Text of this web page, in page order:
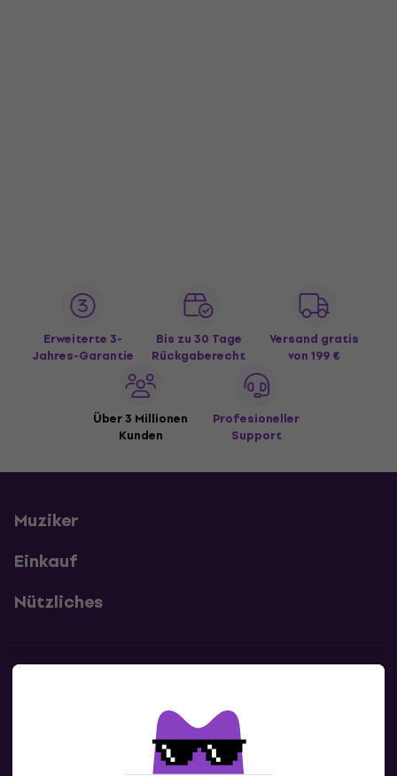
Erweiterte 3-
Jahres-Garantie
Bis zu 30 Tage
Rückgaberecht
Versand gratis
von 199 €
Über 3 Millionen
Kunden
Profesioneller
Support
Muziker
Einkauf
Nützliches
Kontaktiere uns